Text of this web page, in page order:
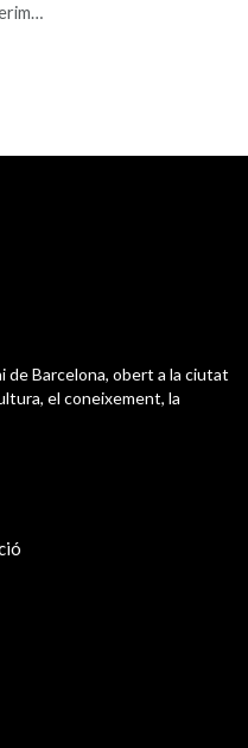
de Barcelona, obert a la ciutat
el coneixement, la